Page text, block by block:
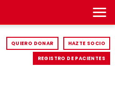
QUIERO DONAR HAZTE SOCIO
REGISTRO DE PACIENTES